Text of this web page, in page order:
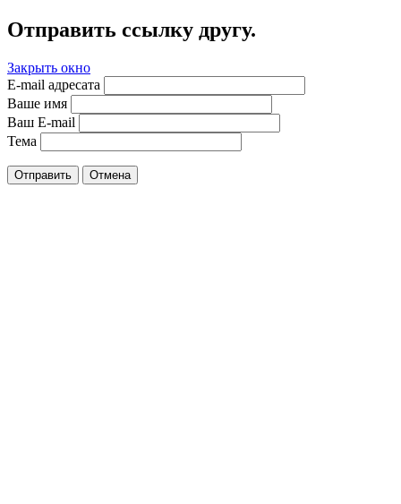
Отправить ссылку другу.
Закрыть окно
E-mail адресата
Ваше имя
Ваш E-mail
Тема
Отправить Отмена